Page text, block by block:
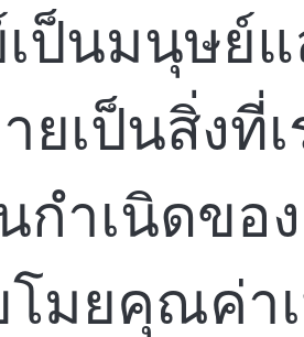
ป็นมนุษย์
ยเป็นสิ่งที่เ
กำเนิดขอ
มยคุณค่า